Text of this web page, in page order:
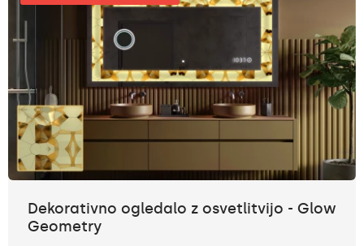
Dekorativno ogledalo z osvetlitvijo - Glow
Geometry